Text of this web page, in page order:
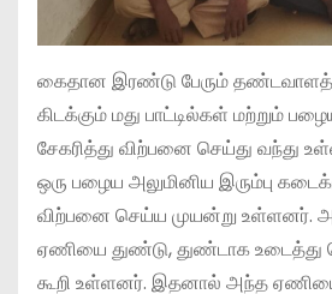
கைதான இரண்டு பேரும்
கிடக்கும் மது பாட்டில்கள் மற்றும்
சேகரித்து விற்பனை செய்து வந்து
ஒரு பழைய அலுமினிய இரும்பு
விற்பனை செய்ய முயன்று உள்ளனர்.
ஏணியை துண்டு, துண்டாக உடைத்து
கூறி உள்ளனர். இதனால் அந்த